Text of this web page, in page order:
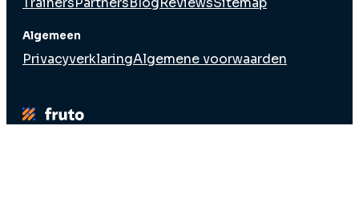
Algemeen
PrivacyverklaringAlgemene voorwaarden